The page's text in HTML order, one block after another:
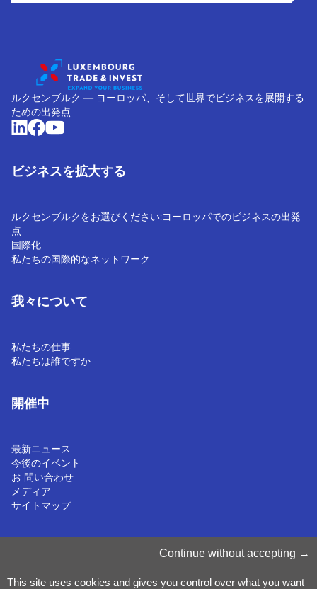
ルクセンブルク ― ヨーロッパ、そして世界でビジネスを展開する
ための出発点
ビジネスを拡大する
ルクセンブルクをお選びください:ヨーロッパでのビジネスの出発
点
国際化
私たちの国際的なネットワーク
我々について
私たちの仕事
私たちは誰ですか
開催中
最新ニュース
今後のイベント
お 問い合わせ
メディア
サイトマップ
プライバシーに関する通知
Continue without accepting
This site uses cookies and gives you control over what you want